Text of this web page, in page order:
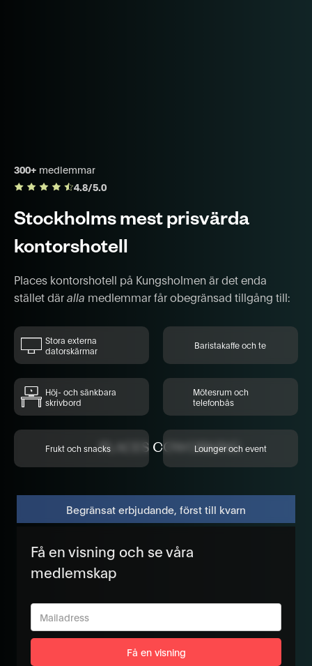
300+ medlemmar
4.8/5.0
Stockholms mest prisvärda
kontorshotell
Places kontorshotell på Kungsholmen är det enda
stället däralla medlemmar får obegränsad tillgång till:
Stora externa
datorskärmar
Baristakaffe och te
Höj- och sänkbara
skrivbord
Mötesrum och
telefonbås
Frukt och snacks Lounger och event
Begränsat erbjudande, först till kvarn
Få en visning och se våra
medlemskap